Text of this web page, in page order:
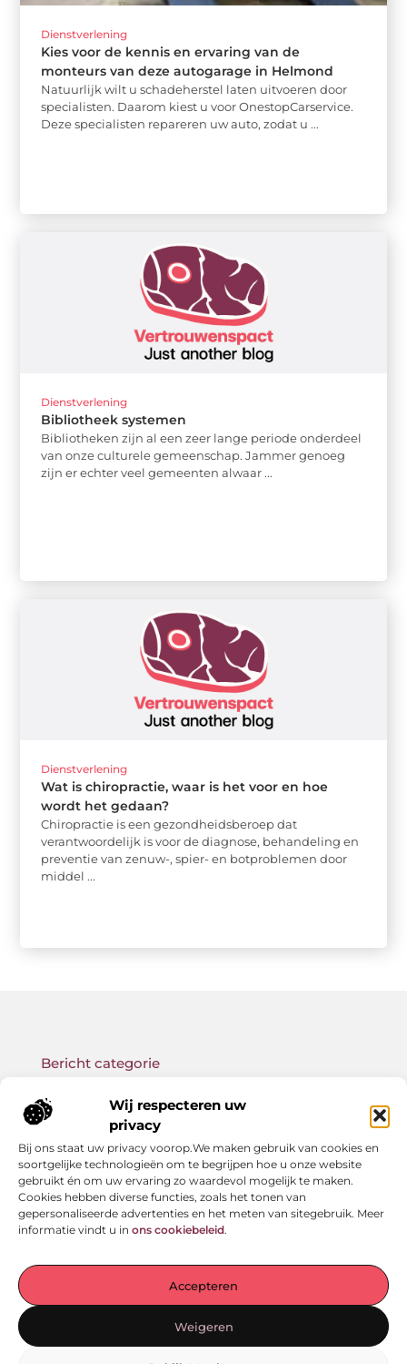
Wij respecteren uw
privacy
Bij ons staat uw privacy voorop.We maken gebruik van cookies en
soortgelijke technologieën om te begrijpen hoe u onze website
gebruikt én om uw ervaring zo waardevol mogelijk te maken.
Cookies hebben diverse functies, zoals het tonen van
gepersonaliseerde advertenties en het meten van sitegebruik. Meer
informatie vindt u in ons cookiebeleid.
Accepteren
Weigeren
Dienstverlening
Kies voor de kennis en ervaring van de
monteurs van deze autogarage in Helmond
Natuurlijk wilt u schadeherstel laten uitvoeren door
specialisten. Daarom kiest u voor OnestopCarservice.
Deze specialisten repareren uw auto, zodat u ...
Dienstverlening
Bibliotheek systemen
Bibliotheken zijn al een zeer lange periode onderdeel
van onze culturele gemeenschap. Jammer genoeg
zijn er echter veel gemeenten alwaar ...
Dienstverlening
Wat is chiropractie, waar is het voor en hoe
wordt het gedaan?
Chiropractie is een gezondheidsberoep dat
verantwoordelijk is voor de diagnose, behandeling en
preventie van zenuw-, spier- en botproblemen door
middel ...
— Laat je meenemen door inspirerende ervaringen,
praktische adviezen en waardevolle kennis. Alles
overzichtelijk gebundeld op één plek. Begin vandaag nog
Onze informatie
Bericht categorie